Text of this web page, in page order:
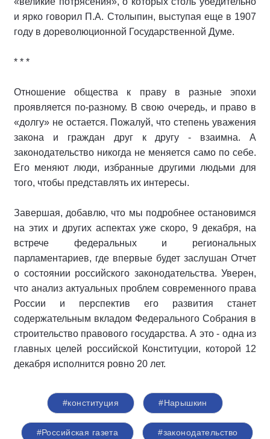
и ярко говорил П.А. Столыпин, выступая еще в 1907
году в дореволюционной Государственной Думе.
* * *
Отношение общества к праву в разные эпохи
проявляется по-разному. В свою очередь, и право в
«долгу» не остается. Пожалуй, что степень уважения
закона и граждан друг к другу - взаимна. А
законодательство никогда не меняется само по себе.
Его меняют люди, избранные другими людьми для
того, чтобы представлять их интересы.
Завершая, добавлю, что мы подробнее остановимся
на этих и других аспектах уже скоро, 9 декабря, на
встрече федеральных и региональных
парламентариев, где впервые будет заслушан Отчет
о состоянии российского законодательства. Уверен,
что анализ актуальных проблем современного права
России и перспектив его развития станет
содержательным вкладом Федерального Собрания в
строительство правового государства. А это - одна из
главных целей российской Конституции, которой 12
декабря исполнится ровно 20 лет.
#конституция #Нарышкин
#Российская газета #законодательство